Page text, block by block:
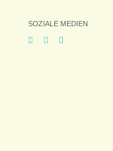
SOZIALE MEDIEN